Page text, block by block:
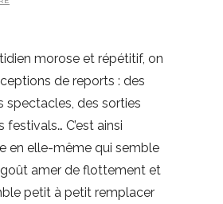
morose et répétitif, on
de reports : des
spectacles, des sorties
festivals… C’est ainsi
en elle-même qui semble
amer de flottement et
petit à petit remplacer